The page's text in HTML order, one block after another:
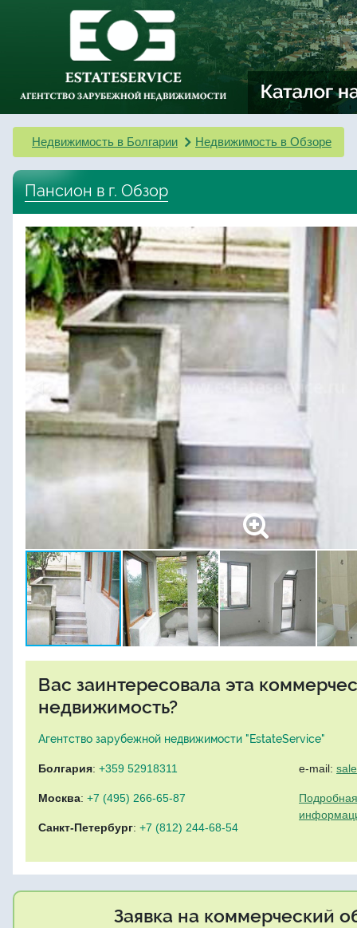
Недвижимость в Болгарии Недвижимость в Обзоре
Пансион в г. Обзор
Вас заинтересовала эта
недвижимость?
Агентство зарубежной недвижимости "EstateService"
Болгария: +359 52918311
Москва: +7 (495) 266-65-87
Санкт-Петербург: +7 (812) 244-68-54
e-mail:
Заявка на коммерческий